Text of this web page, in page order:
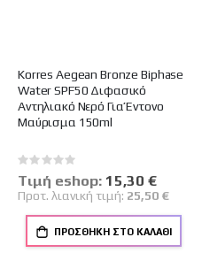
Korres Aegean Bronze Biphase
Water SPF50 Διφασικό
Αντηλιακό Νερό Για Έντονο
Μαύρισμα 150ml
Rating:
0%
Tιμή eshop: Ειδική
Τιμή
15,30 €
Προτ. λιανική τιμή: 25,50 €
ΠΡΟΣΘΉΚΗ ΣΤΟ ΚΑΛΆΘΙ